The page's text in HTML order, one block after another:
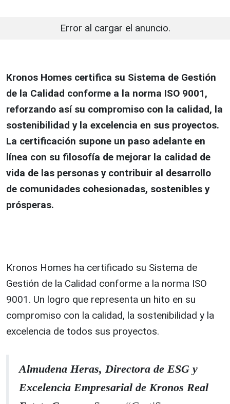
Error al cargar el anuncio.
Kronos Homes certifica su Sistema de Gestión
de la Calidad conforme a la norma ISO 9001,
reforzando así su compromiso con la calidad, la
sostenibilidad y la excelencia en sus proyectos.
La certificación supone un paso adelante en
línea con su filosofía de mejorar la calidad de
vida de las personas y contribuir al desarrollo
de comunidades cohesionadas, sostenibles y
prósperas.
Kronos Homes ha certificado su Sistema de
Gestión de la Calidad conforme a la norma ISO
9001. Un logro que representa un hito en su
compromiso con la calidad, la sostenibilidad y la
excelencia de todos sus proyectos.
Almudena Heras, Directora de ESG y
Excelencia Empresarial de Kronos Real